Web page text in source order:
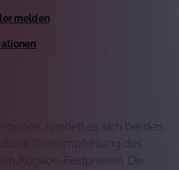
melden
handelt es sich bei den
Preisempfehlung des
Abgabe-Festpreisen. Die